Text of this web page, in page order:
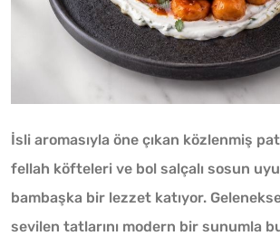
İsli aromasıyla öne çıkan közlenmiş
fellah köfteleri ve bol salçalı sosun
bambaşka bir lezzet katıyor.
sevilen tatlarını modern bir sunumla